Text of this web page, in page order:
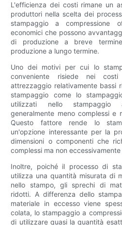
L'efficienza dei costi rimane un
produttori nella scelta dei
stampaggio a compressione
economici che possono
di produzione a breve
produzione a lungo termine.
Uno dei motivi per cui lo
conveniente risiede nei
attrezzaggio relativamente bassi
stampaggio come lo
utilizzati nello stampaggio
generalmente meno complessi e
Questo fattore rende lo
un'opzione interessante per la
dimensioni o componenti che
complessi ma non
Inoltre, poiché il processo di
utilizza una quantità misurata di
nello stampo, gli sprechi di
ridotti. A differenza dello
materiale in eccesso viene
colata, lo stampaggio a
di utilizzare quasi la quantità